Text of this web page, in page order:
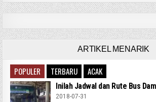
ARTIKEL MENARIK
POPULER TERBARU ACAK
Inilah Jadwal dan Rute Bus
2018-07-31